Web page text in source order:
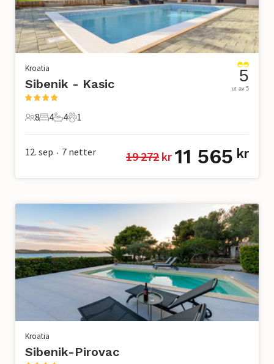
Kroatia
Sibenik - Kasic
8 Gjester
8
4 Soverom
4
4 Bad
4
1 Kjæledyr
1
5
ut av 5
12. sep • 7 netter 19 272 kr 11 565 kr
Kroatia
Sibenik-Pirovac